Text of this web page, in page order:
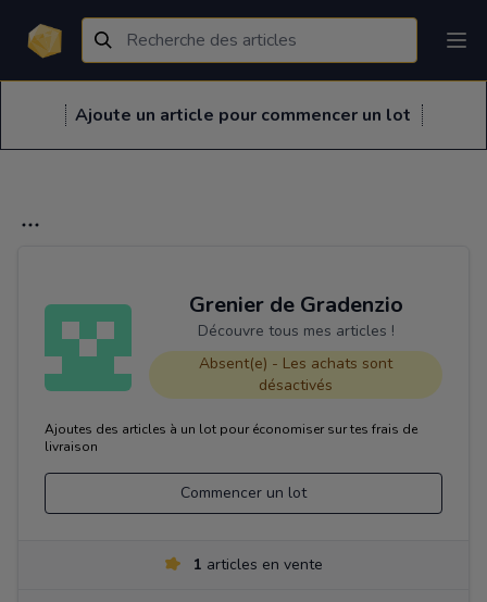
Grenier de Gradenzio
Découvre tous mes articles !
Absent(e) - Les achats sont
désactivés
Ajoutes des articles à un lot pour économiser sur tes frais de
livraison
Commencer un lot
1 articles en vente
Ajoute un article pour commencer un lot